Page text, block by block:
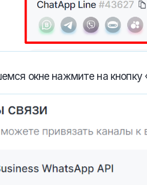
окне нажмите на кнопку